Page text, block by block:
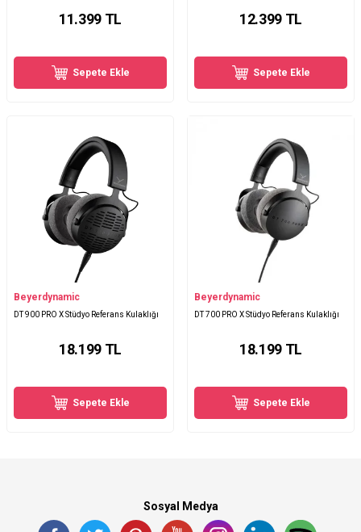
11.399TL
Sepete Ekle
12.399TL
Sepete Ekle
Beyerdynamic
DT 900 PRO X Stüdyo Referans Kulaklığı
18.199TL
Sepete Ekle
Beyerdynamic
DT 700 PRO X Stüdyo Referans Kulaklığı
18.199TL
Sepete Ekle
Sosyal Medya